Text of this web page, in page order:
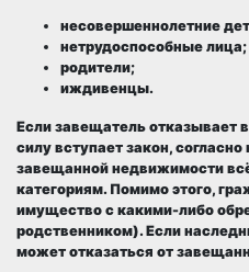
несовершеннолетние
нетрудоспособные лица;
родители;
иждивенцы.
Если завещатель отказывает
силу вступает закон,
завещанной недвижимости
категориям. Помимо этого,
имущество с какими-либо
родственником). Если
может отказаться от